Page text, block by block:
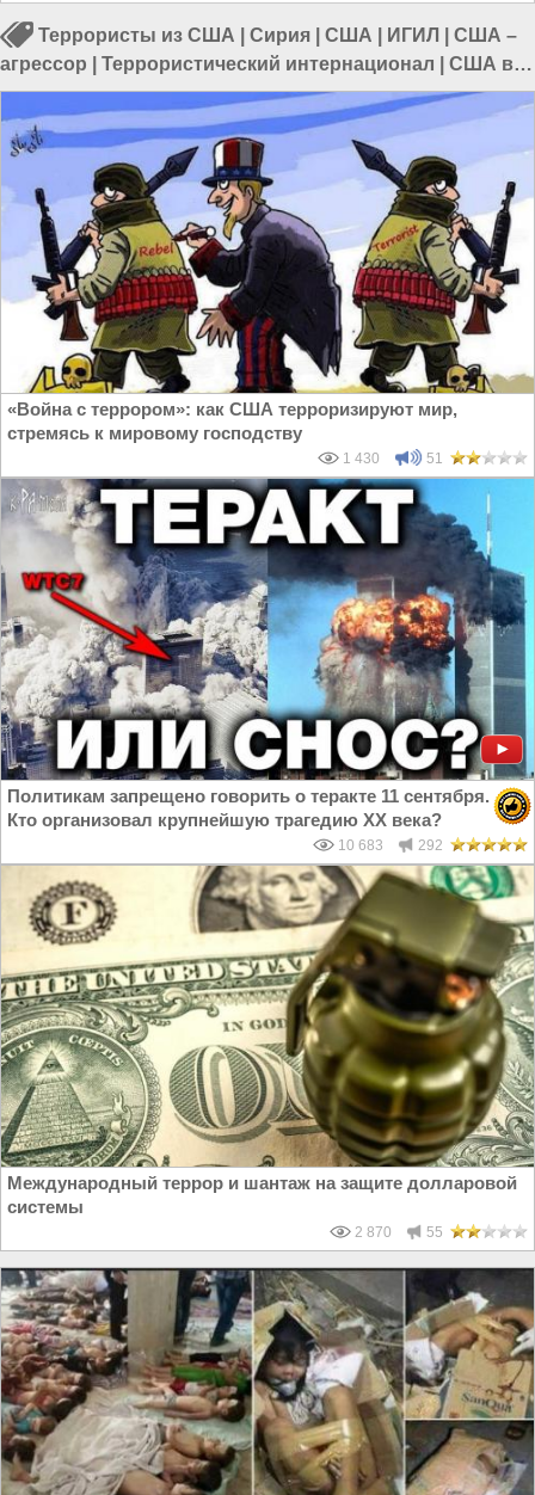
Террористы из США Сирия США ИГИЛ
США –
агрессор
Террористический интернационал
США в
Сирии|Россия в Сирии
«Война с террором»: как США терроризируют мир,
стремясь к мировому господству
1 430 51
Политикам запрещено говорить о теракте 11 сентября.
Кто организовал крупнейшую трагедию ХХ века?
10 683 292
Международный террор и шантаж на защите долларовой
системы
2 870 55